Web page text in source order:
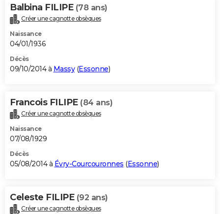
Balbina FILIPE (78 ans)
Créer une cagnotte obsèques
Naissance
04/01/1936
Décès
09/10/2014 à Massy(Essonne)
Francois FILIPE (84 ans)
Créer une cagnotte obsèques
Naissance
07/08/1929
Décès
05/08/2014 à Évry-Courcouronnes (Essonne)
Celeste FILIPE (92 ans)
Créer une cagnotte obsèques